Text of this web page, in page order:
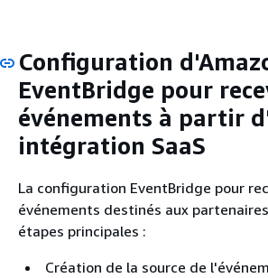
Configuration
EventBridge pour
événements à partir
intégration SaaS
La configuration EventBridge pour
événements destinés aux
étapes principales :
Création de la source de